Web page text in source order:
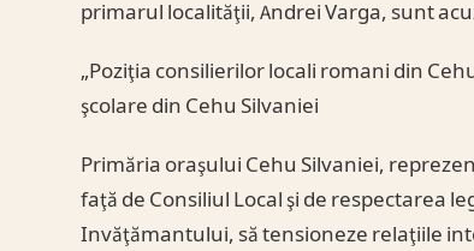
primarul localităţii, Andrei Varga, sunt
„Poziţia consilierilor locali romani din
şcolare din Cehu Silvaniei
Primăria oraşului Cehu Silvaniei,
faţă de Consiliul Local şi de respectarea
Invăţămantului, să tensioneze relaţiile